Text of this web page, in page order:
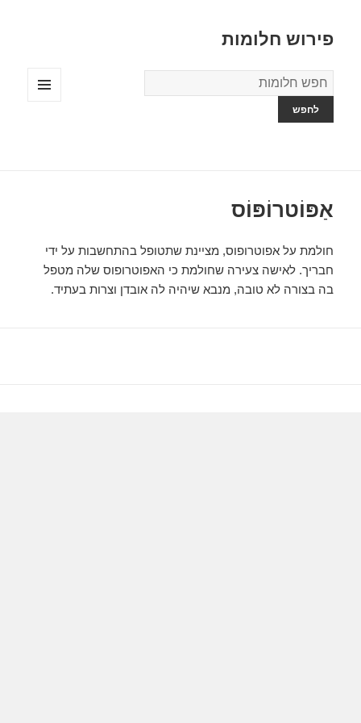
פירוש חלומות
מילון
החלומות
אַפּוֹטרוֹפּוֹס
חולמת על אפוטרופוס, מציינת שתטופל בהתחשבות על ידי
חבריך. לאישה צעירה שחולמת כי האפוטרופוס שלה מטפל
בה בצורה לא טובה, מנבא שיהיה לה אובדן וצרות בעתיד.